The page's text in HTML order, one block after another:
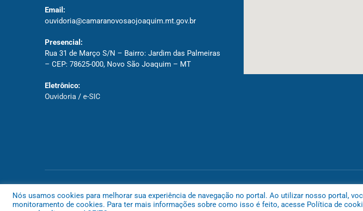
Email:
ouvidoria@camaranovosaojoaquim.mt.gov.br
Presencial:
Rua 31 de Março S/N – Bairro: Jardim das Palmeiras
– CEP: 78625-000, Novo São Joaquim – MT
Eletrônico:
Ouvidoria / e-SIC
Nós usamos cookies para melhorar sua experiência de navegação no portal. Ao utilizar nosso portal,
monitoramento de cookies. Para ter mais informações sobre como isso é feito, acesse Política de